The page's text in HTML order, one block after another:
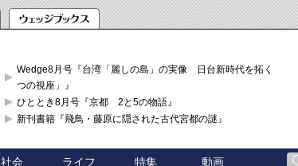
Wedge8月号『台湾「麗しの島」の実像 日台新時代を拓く「3
つの視座」』
ひととき8月号『京都 2と5の物語』
新刊書籍『飛鳥・藤原に隠された古代宮都の謎』
社会 ライフ 特集 動画